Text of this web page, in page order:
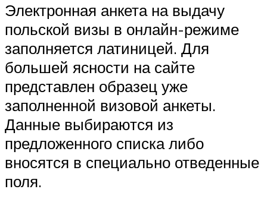
Электронная анкета на выдачу
польской визы в онлайн-режиме
заполняется латиницей. Для
большей ясности на сайте
представлен образец уже
заполненной визовой анкеты.
Данные выбираются из
предложенного списка либо
вносятся в специально отведенные
поля.